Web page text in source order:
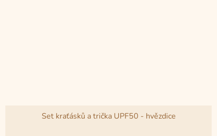
Set kraťásků a trička UPF50 - hvězdice